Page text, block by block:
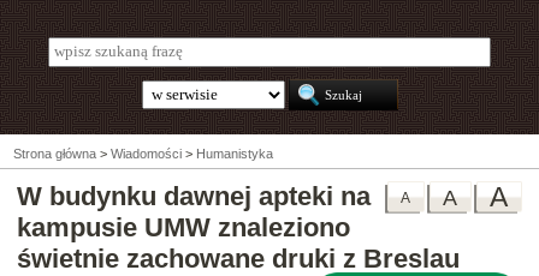
Strona główna > Wiadomości > Humanistyka
A
A
A
W budynku dawnej apteki na
kampusie UMW znaleziono
świetnie zachowane druki z Breslau